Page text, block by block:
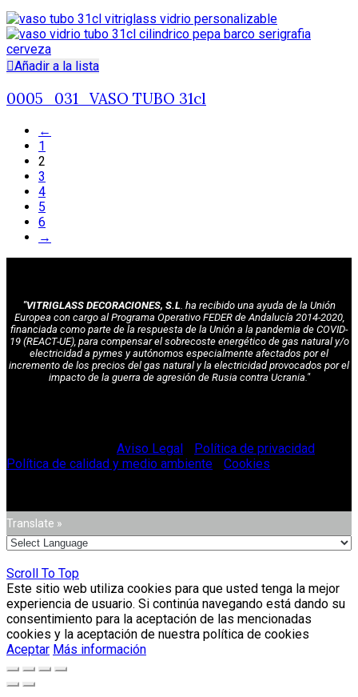
Añadir a la lista
0005_031_VASO TUBO 31cl
←
1
2
3
4
5
6
→
"VITRIGLASS DECORACIONES, S.L. ha recibido una ayuda de la Unión
Europea con cargo al Programa Operativo FEDER de Andalucía 2014-2020,
financiada como parte de la respuesta de la Unión a la pandemia de COVID-
19 (REACT-UE), para compensar el sobrecoste energético de gas natural y/o
electricidad a pymes y autónomos especialmente afectados por el
incremento de los precios del gas natural y la electricidad provocados por el
impacto de la guerra de agresión de Rusia contra Ucrania."
Aviso Legal Política de privacidad
Política de calidad y medio ambiente
Cookies
Translate »
Scroll To Top
Este sitio web utiliza cookies para que usted tenga la mejor
experiencia de usuario. Si continúa navegando está dando su
consentimiento para la aceptación de las mencionadas
cookies y la aceptación de nuestra política de cookies
Aceptar Más información